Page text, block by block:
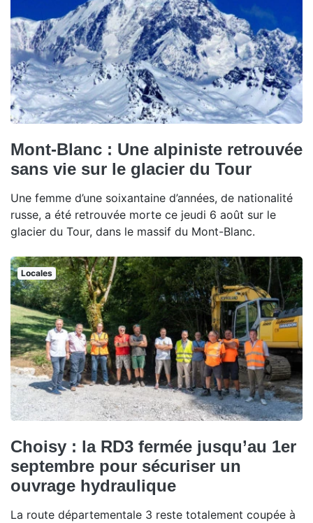
Mont-Blanc : Une alpiniste retrouvée
sans vie sur le glacier du Tour
Une femme d’une soixantaine d’années, de nationalité
russe, a été retrouvée morte ce jeudi 6 août sur le
glacier du Tour, dans le massif du Mont-Blanc.
Locales
Choisy : la RD3 fermée jusqu’au 1er
septembre pour sécuriser un
ouvrage hydraulique
La route départementale 3 reste totalement coupée à